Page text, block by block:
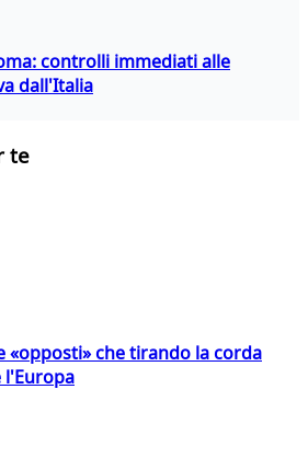
controlli immediati alle
dall'Italia
te
«opposti» che tirando la corda
l'Europa